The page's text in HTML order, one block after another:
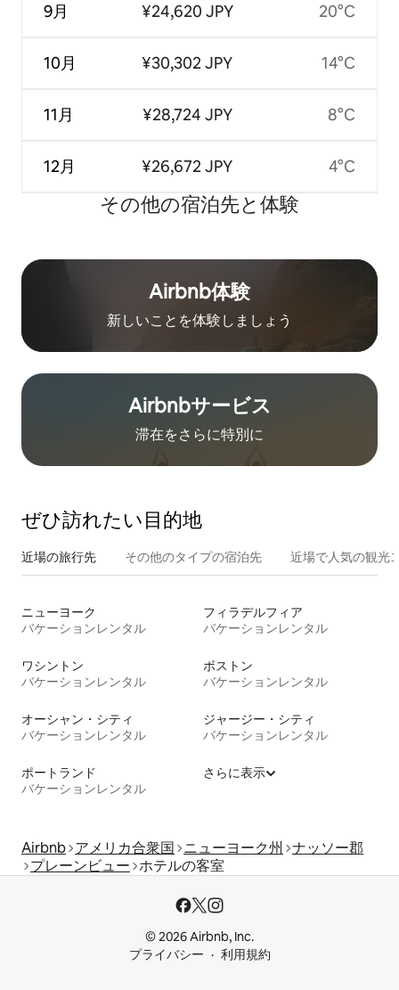
9月
10月
11月
12月
¥24,620 JPY
¥30,302 JPY
¥28,724 JPY
¥26,672 JPY
20°C
14°C
8°C
4°C
その他の宿⁠泊⁠先と体⁠験
Airbnb体験
新しいことを体験しましょう
Airbnb⁠サ⁠ー⁠ビ⁠ス
滞在をさ⁠ら⁠に特⁠別⁠に
ぜひ訪⁠れ⁠た⁠い目⁠的⁠地
近場の旅行先 その他のタ⁠イ⁠プ⁠の宿⁠泊⁠先 近場で人気の観光
ニューヨーク
バケーションレンタル
フィラデルフィア
バケーションレンタル
ワシントン
バケーションレンタル
ボストン
バケーションレンタル
オーシャン・シティ
バケーションレンタル
ジャージー・シティ
バケーションレンタル
ポートランド
バケーションレンタル
さらに表示
Airbnb アメリカ合衆国 ニューヨーク州
ナッソー郡
プレーンビュー ホテルの客室
© 2026 Airbnb, Inc.
プライバシー
利用規約